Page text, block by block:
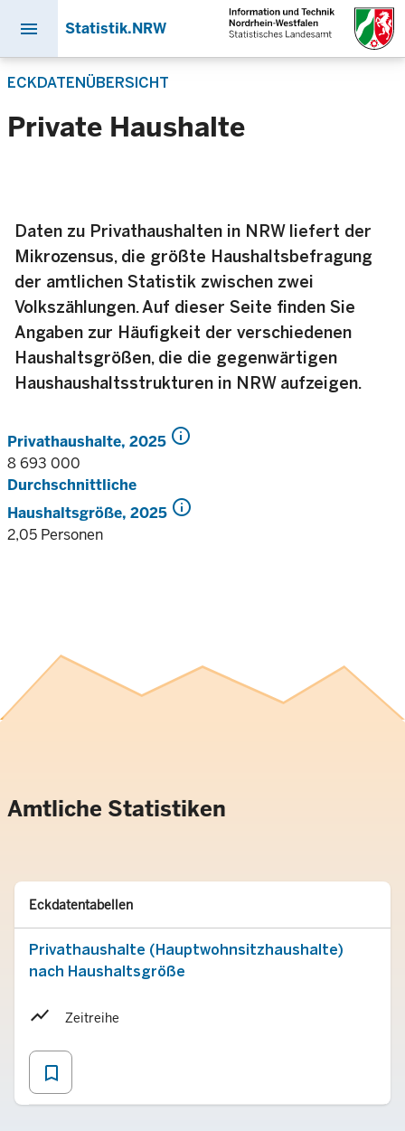
zum
menu Statistik.NRW
ECKDATENÜBERSICHT
Private Haushalte
Daten zu Privathaushalten in NRW liefert der
Mikrozensus, die größte Haushaltsbefragung
der amtlichen Statistik zwischen zwei
Volkszählungen. Auf dieser Seite finden Sie
Angaben zur Häufigkeit der verschiedenen
Haushaltsgrößen, die die gegenwärtigen
Haushaushaltsstrukturen in NRW aufzeigen.
Privathaushalte, 2025 info
8 693 000
Durchschnittliche
Haushaltsgröße, 2025 info
2,05 Personen
Amtliche Statistiken
Eckdatentabellen
Typ
Merken
Privathaushalte (Hauptwohnsitzhaushalte)
nach Haushaltsgröße
Zeitreihe
bookmark_border